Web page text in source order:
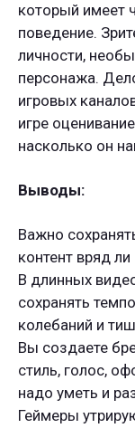
который имеет
поведение.
личности,
персонажа.
игровых
игре
насколько он
Выводы:
Важно
контент вряд
В длинных
сохранять
колебаний и
Вы создаете
стиль, голос,
надо уметь и
Геймеры